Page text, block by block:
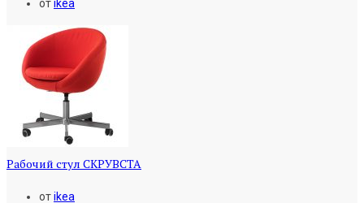
отikea
Рабочий стул СКРУВСТА
отikea